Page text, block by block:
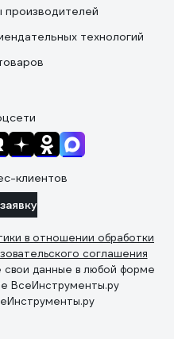
технологий
клиентов
в отношении обработки
соглашения
свои данные в любой форме
ВсеИнструменты.ру